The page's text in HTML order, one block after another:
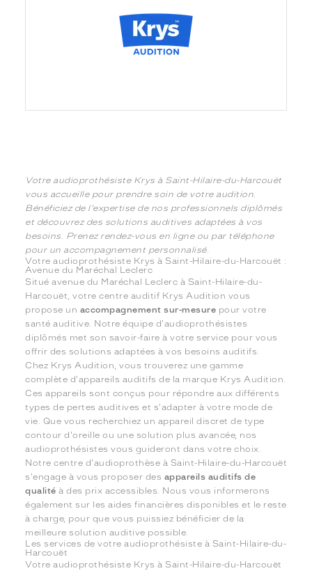
Votre audioprothésiste Krys à Saint-Hilaire-du-Harcouët
vous accueille pour prendre soin de votre audition.
Bénéficiez de l'expertise de nos professionnels diplômés
et découvrez des solutions auditives adaptées à vos
besoins. Prenez rendez-vous en ligne ou par téléphone
pour un accompagnement personnalisé.
Votre audioprothésiste Krys à Saint-Hilaire-du-Harcouët :
Avenue du Maréchal Leclerc
Situé avenue du Maréchal Leclerc à Saint-Hilaire-du-
Harcouët, votre centre auditif Krys Audition vous
propose un accompagnement sur-mesure pour votre
santé auditive. Notre équipe d'audioprothésistes
diplômés met son savoir-faire à votre service pour vous
offrir des solutions adaptées à vos besoins auditifs.
Chez Krys Audition, vous trouverez une gamme
complète d'appareils auditifs de la marque Krys Audition.
Ces appareils sont conçus pour répondre aux différents
types de pertes auditives et s'adapter à votre mode de
vie. Que vous recherchiez un appareil discret de type
contour d'oreille ou une solution plus avancée, nos
audioprothésistes vous guideront dans votre choix.
Notre centre d'audioprothèse à Saint-Hilaire-du-Harcouët
s'engage à vous proposer des appareils auditifs de
qualité à des prix accessibles. Nous vous informerons
également sur les aides financières disponibles et le reste
à charge, pour que vous puissiez bénéficier de la
meilleure solution auditive possible.
Les services de votre audioprothésiste à Saint-Hilaire-du-
Harcouët
Votre audioprothésiste Krys à Saint-Hilaire-du-Harcouët